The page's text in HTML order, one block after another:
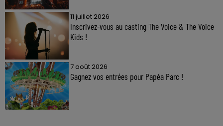
11 juillet 2026
Inscrivez-vous au casting The Voice & The Voice
Kids !
7 août 2026
Gagnez vos entrées pour Papéa Parc !